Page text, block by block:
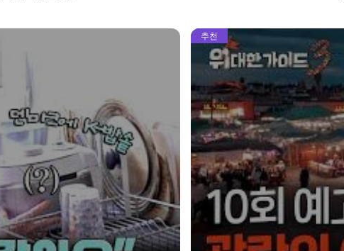
추천